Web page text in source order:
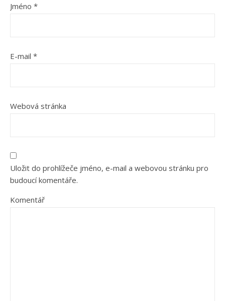
Jméno *
E-mail *
Webová stránka
Uložit do prohlížeče jméno, e-mail a webovou stránku pro
budoucí komentáře.
Komentář